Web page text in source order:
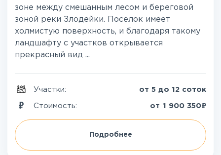
зоне между смешанным лесом и береговой
зоной реки Злодейки. Поселок имеет
холмистую поверхность, и благодаря такому
ландшафту с участков открывается
прекрасный вид ...
Участки: от 5 до 12 соток
Стоимость: от 1 900 350₽
Подробнее